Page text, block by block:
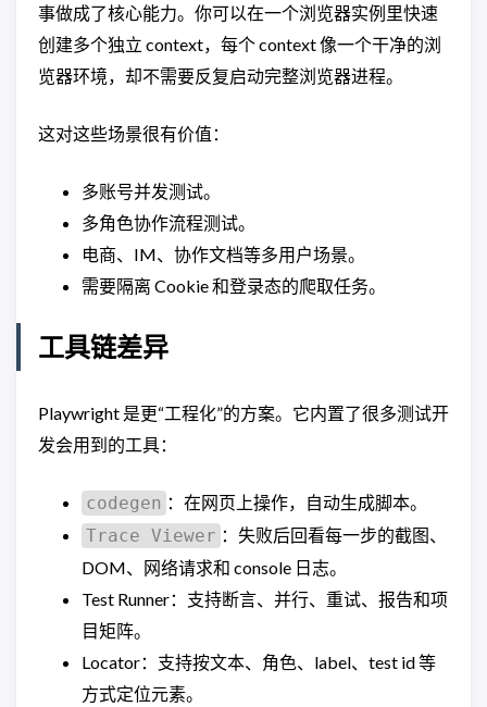
事做成了核心能力。你可以在一个浏览器实例里快速
创建多个独立 context，每个 context 像一个干净的浏
览器环境，却不需要反复启动完整浏览器进程。
这对这些场景很有价值：
多账号并发测试。
多角色协作流程测试。
电商、IM、协作文档等多用户场景。
需要隔离 Cookie 和登录态的爬取任务。
工具链差异
Playwright 是更“工程化”的方案。它内置了很多测试开
发会用到的工具：
codegen ：在网页上操作，自动生成脚本。
Trace Viewer ：失败后回看每一步的截图、
DOM、网络请求和 console 日志。
Test Runner：支持断言、并行、重试、报告和项
目矩阵。
Locator：支持按文本、角色、label、test id 等
方式定位元素。